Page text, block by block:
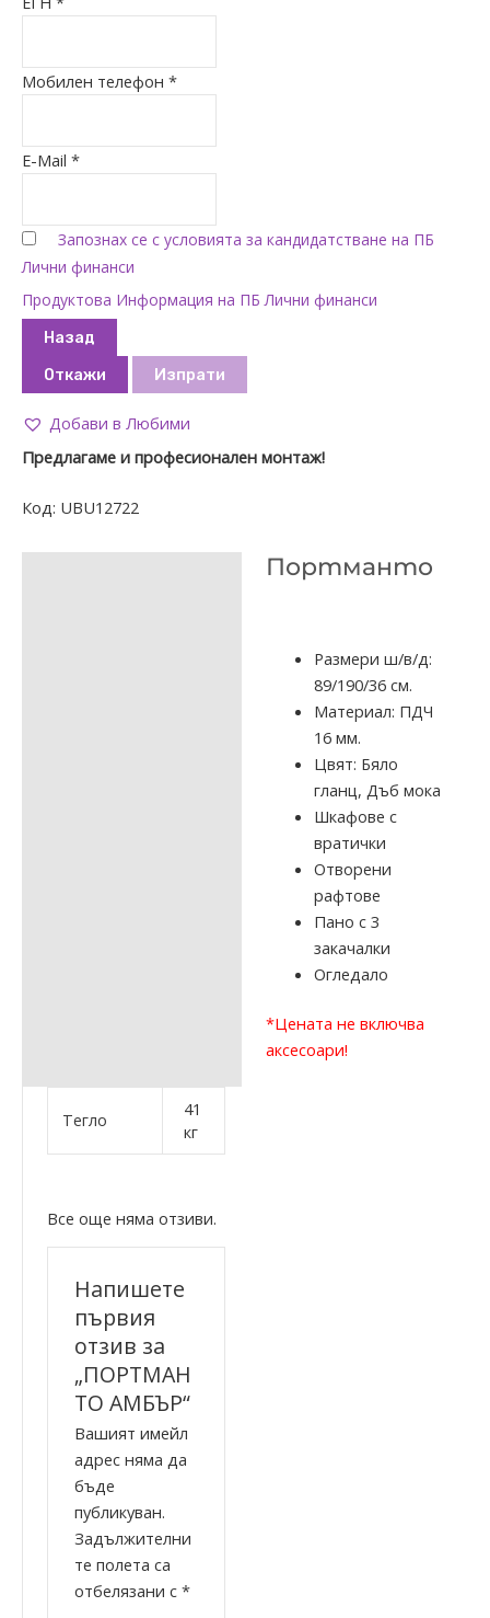
Мобилен телефон *
E-Mail *
Запознах се с условията за кандидатстване на ПБ
Лични финанси
Продуктова Информация на ПБ Лични финанси
Назад
Откажи
Изпрати
Добави в Любими
Предлагаме и професионален монтаж!
Код: UBU12722
Портманто
Размери ш/в/д:
89/190/36 см.
Материал: ПДЧ
16 мм.
Цвят: Бяло
гланц, Дъб мока
Шкафове с
вратички
Отворени
рафтове
Пано с 3
закачалки
Огледало
*Цената не включва
аксесоари!
Тегло
41
кг
Все още няма отзиви.
Напишете
първия
отзив за
„ПОРТМАН
ТО АМБЪР“
Вашият имейл
адрес няма да
бъде
публикуван.
Задължителни
те полета са
отбелязани с*